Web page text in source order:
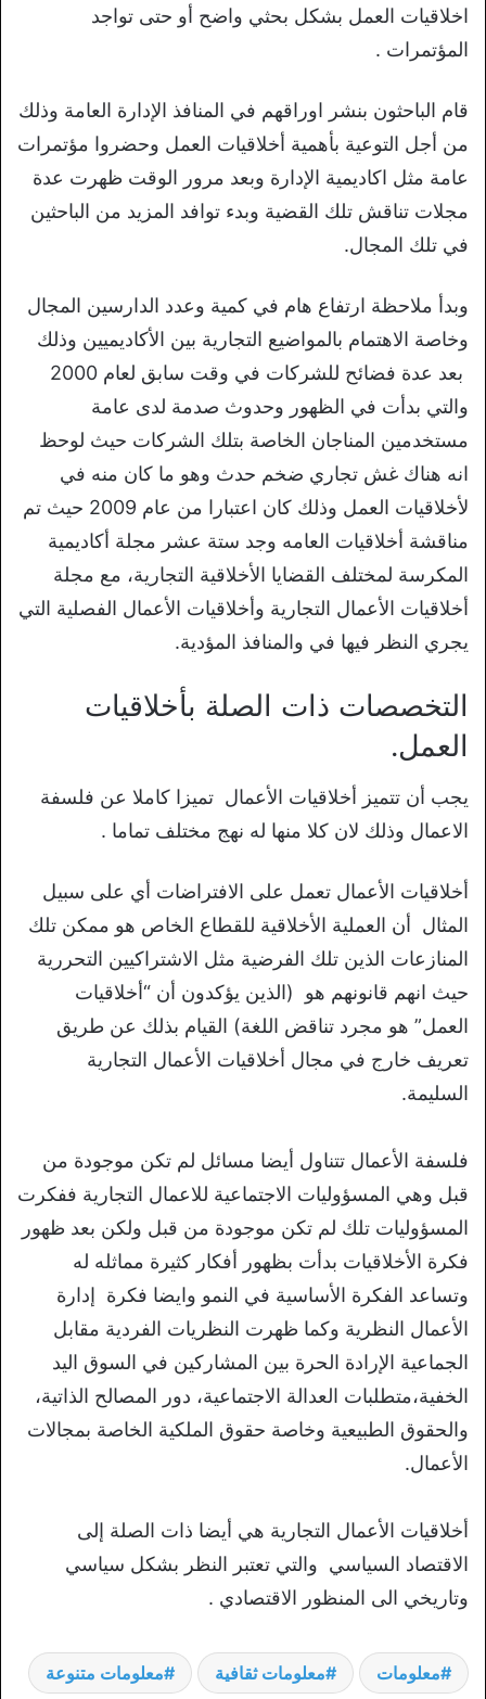
اخلاقيات العمل بشكل بحثي واضح أو حتى تواجد
المؤتمرات .
قام الباحثون بنشر اوراقهم في المنافذ الإدارة العامة وذلك
من أجل التوعية بأهمية أخلاقيات العمل وحضروا مؤتمرات
عامة مثل اكاديمية الإدارة وبعد مرور الوقت ظهرت عدة
مجلات تناقش تلك القضية وبدء توافد المزيد من الباحثين
في تلك المجال.
وبدأ ملاحظة ارتفاع هام في كمية وعدد الدارسين المجال
وخاصة الاهتمام بالمواضيع التجارية بين الأكاديميين وذلك
بعد عدة فضائح للشركات في وقت سابق لعام 2000
والتي بدأت في الظهور وحدوث صدمة لدى عامة
مستخدمين المناجان الخاصة بتلك الشركات حيث لوحظ
انه هناك غش تجاري ضخم حدث وهو ما كان منه في
لأخلاقيات العمل وذلك كان اعتبارا من عام 2009 حيث تم
مناقشة أخلاقيات العامه وجد ستة عشر مجلة أكاديمية
المكرسة لمختلف القضايا الأخلاقية التجارية، مع مجلة
أخلاقيات الأعمال التجارية وأخلاقيات الأعمال الفصلية التي
يجري النظر فيها في والمنافذ المؤدية.
التخصصات ذات الصلة بأخلاقيات
العمل.
يجب أن تتميز أخلاقيات الأعمال تميزا كاملا عن فلسفة
الاعمال وذلك لان كلا منها له نهج مختلف تماما .
أخلاقيات الأعمال تعمل على الافتراضات أي على سبيل
المثال أن العملية الأخلاقية للقطاع الخاص هو ممكن تلك
المنازعات الذين تلك الفرضية مثل الاشتراكيين التحررية
حيث انهم قانونهم هو (الذين يؤكدون أن “أخلاقيات
العمل” هو مجرد تناقض اللغة) القيام بذلك عن طريق
تعريف خارج في مجال أخلاقيات الأعمال التجارية
السليمة.
فلسفة الأعمال تتناول أيضا مسائل لم تكن موجودة من
قبل وهي المسؤوليات الاجتماعية للاعمال التجارية ففكرت
المسؤوليات تلك لم تكن موجودة من قبل ولكن بعد ظهور
فكرة الأخلاقيات بدأت بظهور أفكار كثيرة مماثله له
وتساعد الفكرة الأساسية في النمو وايضا فكرة إدارة
الأعمال النظرية وكما ظهرت النظريات الفردية مقابل
الجماعية الإرادة الحرة بين المشاركين في السوق اليد
الخفية،متطلبات العدالة الاجتماعية، دور المصالح الذاتية،
والحقوق الطبيعية وخاصة حقوق الملكية الخاصة بمجالات
الأعمال.
أخلاقيات الأعمال التجارية هي أيضا ذات الصلة إلى
الاقتصاد السياسي والتي تعتبر النظر بشكل سياسي
وتاريخي الى المنظور الاقتصادي .
معلومات معلومات ثقافية معلومات متنوعة